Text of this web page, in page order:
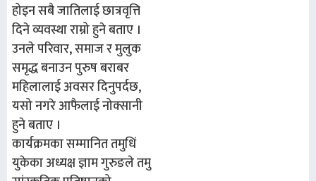
होइन सबै जातिलाई छात्रवृत्ति
दिने व्यवस्था राम्रो हुने बताए ।
उनले परिवार, समाज र मुलुक
समृद्ध बनाउन पुरुष बराबर
महिलालाई अवसर दिनुपर्दछ,
यसो नगरे आफैलाई नोक्सानी
हुने बताए ।
कार्यक्रमका सम्मानित तमुधिं
युकेका अध्यक्ष ज्ञाम गुरुङले तमु